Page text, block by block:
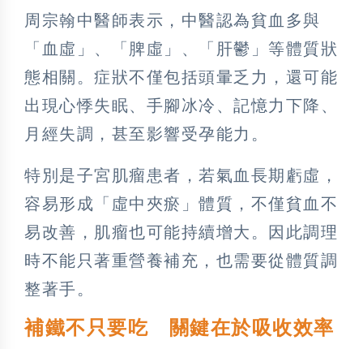
周宗翰中醫師表示，中醫認為貧血多與
「血虛」、「脾虛」、「肝鬱」等體質狀
態相關。症狀不僅包括頭暈乏力，還可能
出現心悸失眠、手腳冰冷、記憶力下降、
月經失調，甚至影響受孕能力。
特別是子宮肌瘤患者，若氣血長期虧虛，
容易形成「虛中夾瘀」體質，不僅貧血不
易改善，肌瘤也可能持續增大。因此調理
時不能只著重營養補充，也需要從體質調
整著手。
補鐵不只要吃 關鍵在於吸收效率